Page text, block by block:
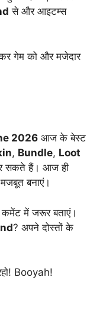
से और आइटम्स
गेम को और मजेदार
2026 आज के बेस्ट
, Bundle, Loot
सकते हैं। आज ही
बनाएं।
में जरूर बताएं।
? अपने दोस्तों के
Booyah!